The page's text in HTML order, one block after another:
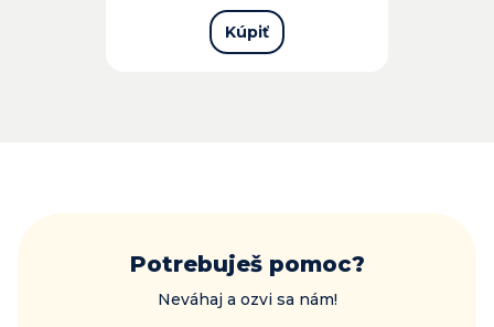
Kúpiť
Potrebuješ pomoc?
Neváhaj a ozvi sa nám!